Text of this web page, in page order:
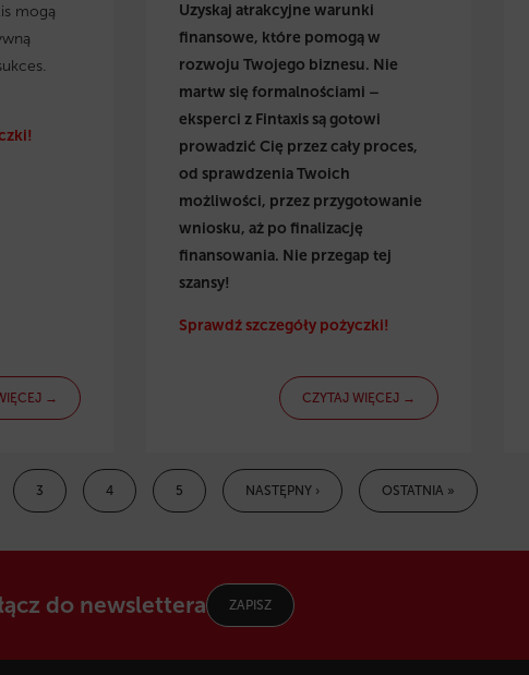
mogą
→
Uzyskaj atrakcyjne warunki
finansowe, które pomogą w
rozwoju Twojego biznesu. Nie
martw się formalnościami –
eksperci z Fintaxis są gotowi
prowadzić Cię przez cały proces,
od sprawdzenia Twoich
możliwości, przez przygotowanie
wniosku, aż po finalizację
finansowania. Nie przegap tej
szansy!
Sprawdź szczegóły pożyczki!
CZYTAJ WIĘCEJ →
3 4 5 NASTĘPNY › OSTATNIA »
do newslettera ZAPISZ